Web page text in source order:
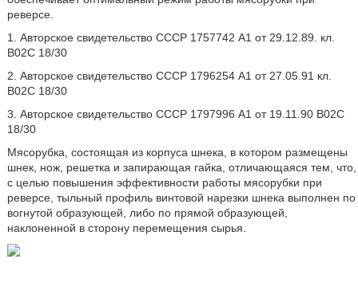
реверсе.
1. Авторское свидетельство СССР 1757742 A1 от 29.12.89. кл.
В02С 18/30
2. Авторское свидетельство СССР 1796254 А1 от 27.05.91 кл.
В02С 18/30
3. Авторское свидетельство СССР 1797996 А1 от 19.11.90 В02С
18/30
Мясорубка, состоящая из корпуса шнека, в котором размещены
шнек, нож, решетка и запирающая гайка, отличающаяся тем, что,
с целью повышения эффективности работы мясорубки при
реверсе, тыльный профиль винтовой нарезки шнека выполнен по
вогнутой образующей, либо по прямой образующей,
наклоненной в сторону перемещения сырья.